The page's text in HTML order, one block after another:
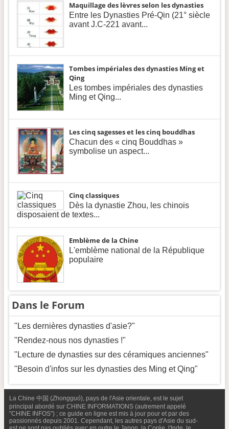
Maquillage des lèvres selon les dynasties
Entre les Dynasties Pré-Qin (21° siècle
avant J.C-221 avant...
Tombes impériales des dynasties Ming et
Qing
Les tombes impériales des dynasties
Ming et Qing...
Les cinq sagesses et les cinq bouddhas
Chacun des « cinq Bouddhas »
symbolise un aspect...
Cinq classiques
Dès la dynastie Zhou, les chinois
disposaient de textes...
Emblème de la Chine
L'emblème national de la République
populaire
Dans le Forum
"Les dernières dynasties d'asie?"
"Rendez-nous nos dynasties !"
"Lecture de dynasties sur des céramiques anciennes"
"Besoin d'infos sur les dynasties des Ming et Qing"
La Chine 中国 (Zhongguó), pays de l'Asie orientale, est le sujet
principal abordé sur CHINE INFORMATIONS (autrement appelé
"CHINE INFOS") ; ce guide en ligne est mis à jour pour et par des
passionnés depuis 2001. Cependant, les autres pays d'Asie du sud-